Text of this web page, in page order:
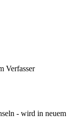
Verfasser
- wird in neuem